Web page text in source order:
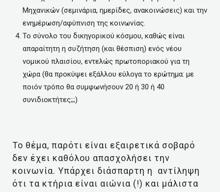
Μηχανικών (σεμινάρια, ημερίδες, ανακοινώσεις) και την
ενημέρωση/αφύπνιση της κοινωνίας.
Το σύνολο του δικηγορικού κόσμου, καθώς είναι
απαραίτητη η συζήτηση (και θέσπιση) ενός νέου
νομικού πλαισίου, εντελώς πρωτοποριακού για τη
χώρα (θα προκύψει εξάλλου εύλογα το ερώτημα: με
ποιόν τρόπο θα συμφωνήσουν 20 ή 30 ή 40
συνιδιοκτήτες;;;)
Το θέμα, παρότι είναι εξαιρετικά σοβαρό
δεν έχει καθόλου απασχολήσει την
κοινωνία. Υπάρχει διάσπαρτη η αντίληψη
ότι τα κτήρια είναι αιώνια (!) και μάλιστα